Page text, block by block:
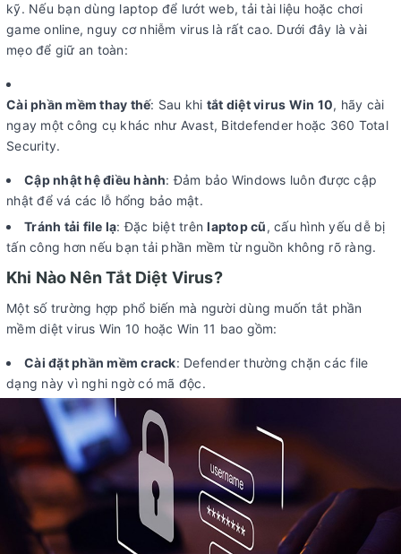
kỹ. Nếu bạn dùng laptop để lướt web, tải tài liệu hoặc chơi
game online, nguy cơ nhiễm virus là rất cao. Dưới đây là vài
mẹo để giữ an toàn:
Cài phần mềm thay thế: Sau khi tắt diệt virus Win 10, hãy cài
ngay một công cụ khác như Avast, Bitdefender hoặc 360 Total
Security.
Cập nhật hệ điều hành: Đảm bảo Windows luôn được cập
nhật để vá các lỗ hổng bảo mật.
Tránh tải file lạ: Đặc biệt trênlaptop cũ, cấu hình yếu dễ bị
tấn công hơn nếu bạn tải phần mềm từ nguồn không rõ ràng.
Khi Nào Nên Tắt Diệt Virus?
Một số trường hợp phổ biến mà người dùng muốn tắt phần
mềm diệt virus Win 10 hoặc Win 11 bao gồm:
Cài đặt phần mềm crack: Defender thường chặn các file
dạng này vì nghi ngờ có mã độc.